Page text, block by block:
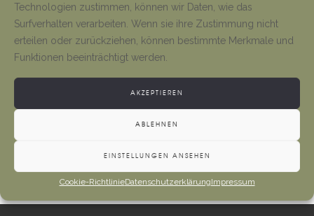
Technologien zustimmen, können wir Daten, wie das
Surfverhalten verarbeiten. Wenn sie ihre Zustimmung nicht
erteilen oder zurückziehen, können bestimmte Merkmale und
Funktionen beeinträchtigt werden.
AKZEPTIEREN
ABLEHNEN
EINSTELLUNGEN ANSEHEN
Cookie-RichtlinieDatenschutzerklärungImpressum
Neueröffnung Gaststätte
Tino Jäger 1. August 2026